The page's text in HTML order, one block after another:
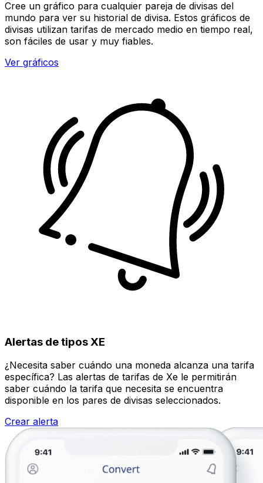
Cree un gráfico para cualquier pareja de divisas del
mundo para ver su historial de divisa. Estos gráficos de
divisas utilizan tarifas de mercado medio en tiempo real,
son fáciles de usar y muy fiables.
Ver gráficos
Alertas de tipos XE
¿Necesita saber cuándo una moneda alcanza una tarifa
específica? Las alertas de tarifas de Xe le permitirán
saber cuándo la tarifa que necesita se encuentra
disponible en los pares de divisas seleccionados.
Crear alerta